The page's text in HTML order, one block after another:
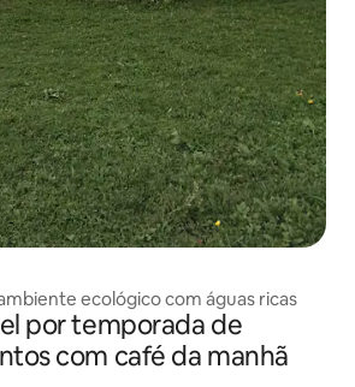
ecológico com águas ricas
por temporada de
com café da manhã